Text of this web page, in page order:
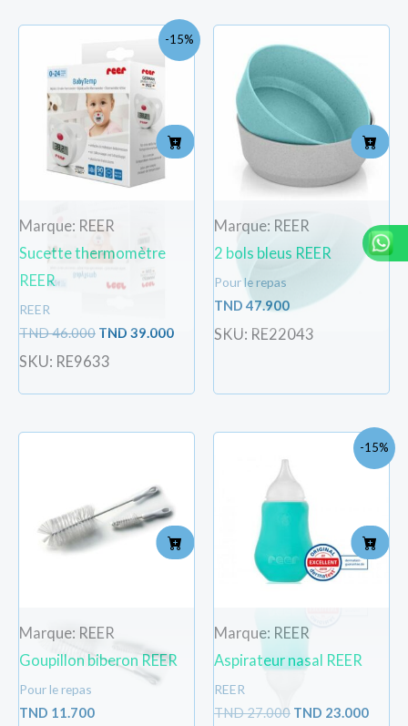
-15%
Marque: REER
Sucette thermomètre
REER
REER
TND46.000
initial
était :
TND
46.000.
TND 39.000
Le
prix
SKU: RE9633
Marque: REER
2 bols bleus REER
Pour le repas
TND 47.900
SKU: RE22043
Marque: REER
Goupillon biberon REER
Pour le repas
TND 11.700
-15%
Marque: REER
Aspirateur nasal REER
REER
TND27.000
initial
était :
TND
27.000.
TND 23.000
Le
prix
actuel